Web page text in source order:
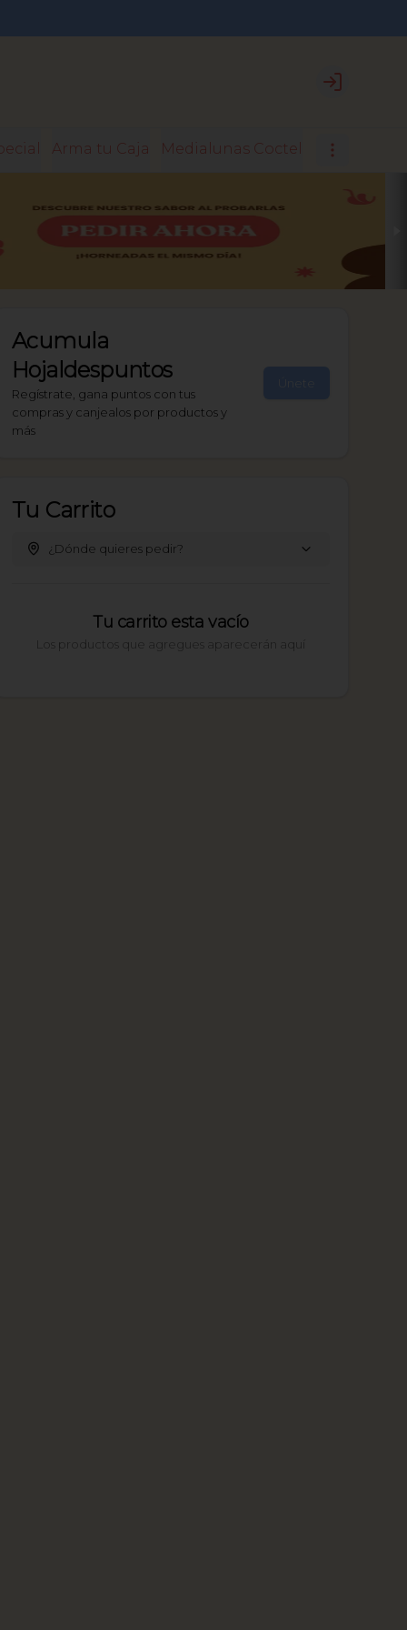
Login
Arma tu Caja Medialunas Coctel
Acumula
Hojaldespuntos
Regístrate, gana puntos con tus
compras y canjealos por productos y
más
Únete
Tu Carrito
¿Dónde quieres pedir?
Tu carrito esta vacío
Los productos que agregues aparecerán aquí